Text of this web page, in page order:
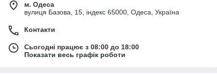
м. Одеса
вулиця Базова, 15, індекс 65000, Одеса, Україна
Контакти
Сьогодні працює з 08:00 до 18:00
Показати весь графік роботи